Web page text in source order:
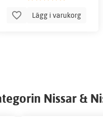
Lägg i varukorg
Nissar &